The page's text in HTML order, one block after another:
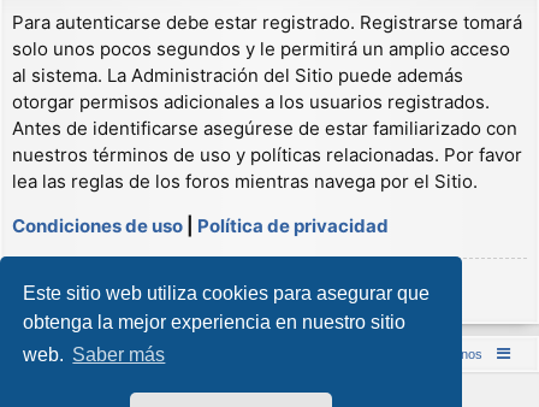
Este sitio web utiliza cookies para asegurar que
obtenga la mejor experiencia en nuestro sitio
web. Saber más
Para autenticarse debe estar registrado. Registrarse tomará
solo unos pocos segundos y le permitirá un amplio acceso
al sistema. La Administración del Sitio puede además
otorgar permisos adicionales a los usuarios registrados.
Antes de identificarse asegúrese de estar familiarizado con
nuestros términos de uso y políticas relacionadas. Por favor
lea las reglas de los foros mientras navega por el Sitio.
Condiciones de uso
Política de privacidad
Registrarse
Inicio (Web) Foro Punta de Lanza Wargames Contáctenos
Desarrollado porphpBB® Forum Software © phpBB Limited